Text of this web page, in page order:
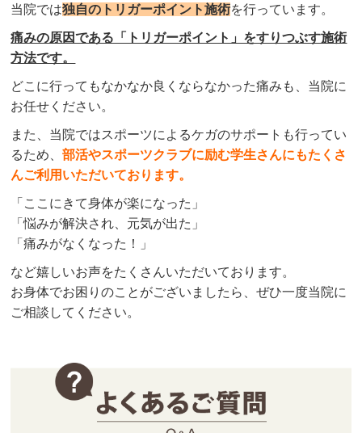
当院では独自のトリガーポイント施術を行っています。
痛みの原因である「トリガーポイント」をすりつぶす施術
方法です。
どこに行ってもなかなか良くならなかった痛みも、当院に
お任せください。
また、当院ではスポーツによるケガのサポートも行ってい
るため、部活やスポーツクラブに励む学生さんにもたくさ
んご利用いただいております。
「ここにきて身体が楽になった」
「悩みが解決され、元気が出た」
「痛みがなくなった！」
など嬉しいお声をたくさんいただいております。
お身体でお困りのことがございましたら、ぜひ一度当院に
ご相談してください。